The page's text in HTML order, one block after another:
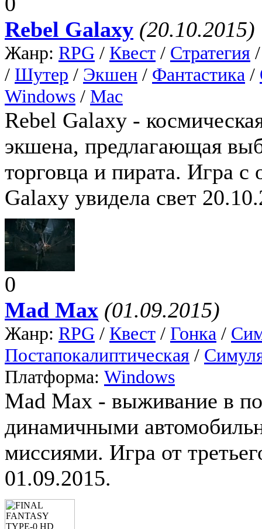
Rebel Galaxy (20.10.2015)
Жанр: RPG / Квест / Стратегия
/ Шутер / Экшен / Фантастика /
Windows / Mac
Rebel Galaxy -
экшена, предлагающая
торговца и пирата. Игра с
Galaxy увидела свет
0
Mad Max (01.09.2015)
Жанр: RPG / Квест / Гонка /
Постапокалиптическая /
Платформа: Windows
Mad Max - выживание в
динамичными
миссиями. Игра от
01.09.2015.